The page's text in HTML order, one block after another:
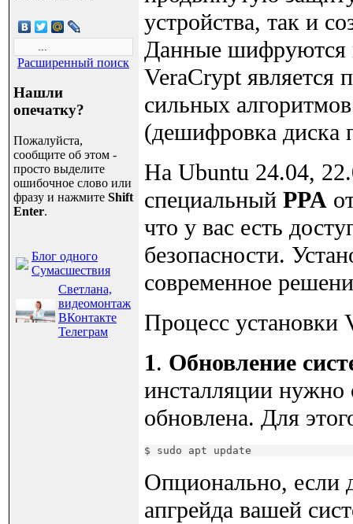
Расширенный поиск
Нашли
опечатку?
Пожалуйста,
сообщите об этом -
просто выделите
ошибочное слово или
фразу и нажмите Shift
Enter.
Блог одного
Сумасшествия
Светлана,
видеомонтаж
ВКонтакте
Телеграм
устройства, так и
Данные шифруются
VeraCrypt
сильных
(дешифровка диска
На Ubuntu 24.04,
специальный PPA
что у вас есть
безопасности.
современное
Процесс установки
1. Обновление
инсталляции нужно
обновлена. Для
$ sudo apt update
Опционально,
апгрейда вашей